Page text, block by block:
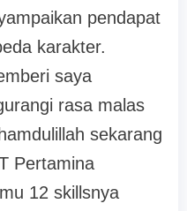
pendapat
karakter.
saya
rasa malas
sekarang
Pertamina
12 skillsnya